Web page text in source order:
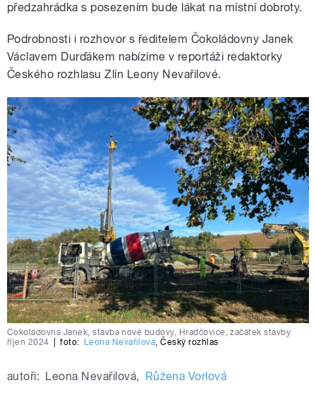
předzahrádka s posezením bude lákat na místní dobroty.
Podrobnosti i rozhovor s ředitelem Čokoládovny Janek
Václavem Durďákem nabízíme v reportáži redaktorky
Českého rozhlasu Zlín Leony Nevařilové.
Čokoládovna Janek, stavba nové budovy, Hradčovice, začátek stavby
říjen 2024
foto: Leona Nevařilová,Český rozhlas
autoři: Leona Nevařilová, Růžena Vorlová